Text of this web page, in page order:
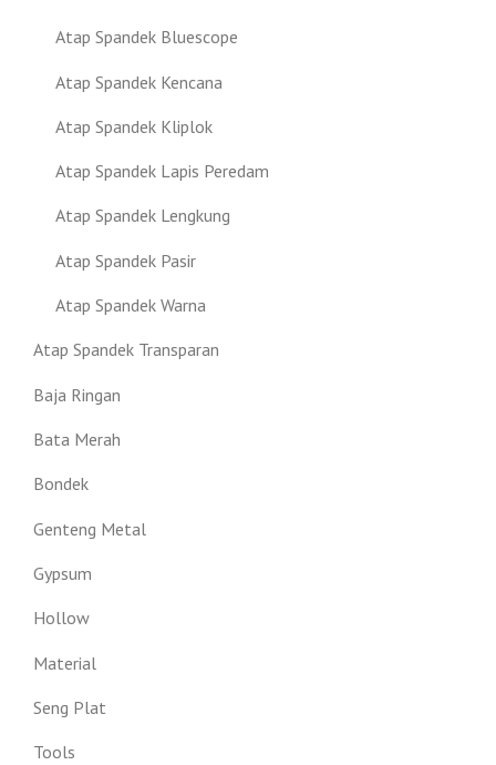
Atap Spandek Bluescope
Atap Spandek Kencana
Atap Spandek Kliplok
Atap Spandek Lapis Peredam
Atap Spandek Lengkung
Atap Spandek Pasir
Atap Spandek Warna
Atap Spandek Transparan
Baja Ringan
Bata Merah
Bondek
Genteng Metal
Gypsum
Hollow
Material
Seng Plat
Tools